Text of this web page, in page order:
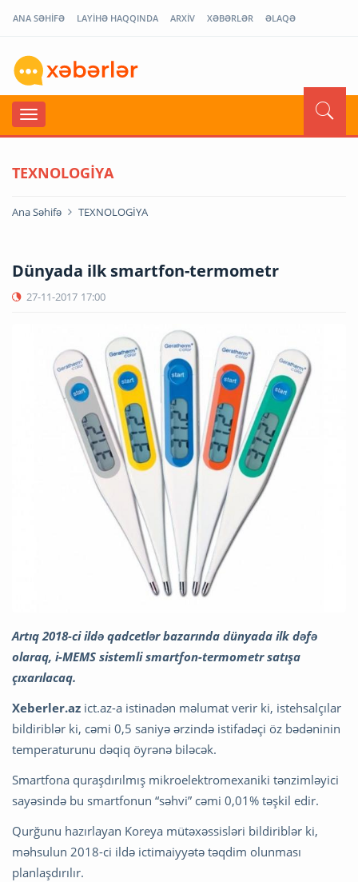
ANA SƏHİFƏ LAYİHƏ HAQQINDA ARXİV XƏBƏRLƏR ƏLAQƏ
TEXNOLOGİYA
Ana Səhifə TEXNOLOGİYA
Dünyada ilk smartfon-termometr
27-11-2017 17:00
Artıq 2018-ci ildə qadcetlər bazarında dünyada ilk dəfə
olaraq, i-MEMS sistemli smartfon-termometr satışa
çıxarılacaq.
Xeberler.az ict.az-a istinadən məlumat verir ki, istehsalçılar
bildiriblər ki, cəmi 0,5 saniyə ərzində istifadəçi öz bədəninin
temperaturunu dəqiq öyrənə biləcək.
Smartfona quraşdırılmış mikroelektromexaniki tənzimləyici
sayəsində bu smartfonun “səhvi” cəmi 0,01% təşkil edir.
Qurğunu hazırlayan Koreya mütəxəssisləri bildiriblər ki,
məhsulun 2018-ci ildə ictimaiyyətə təqdim olunması
planlaşdırılır.